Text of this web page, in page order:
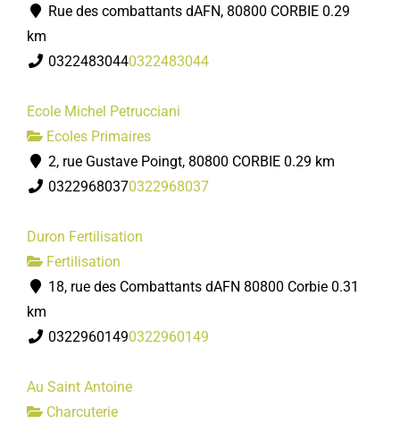
Rue des combattants dAFN, 80800 CORBIE 0.29
km
03224830440322483044
Ecole Michel Petrucciani
Ecoles Primaires
2, rue Gustave Poingt, 80800 CORBIE 0.29 km
03229680370322968037
Duron Fertilisation
Fertilisation
18, rue des Combattants dAFN 80800 Corbie 0.31
km
03229601490322960149
Au Saint Antoine
Charcuterie